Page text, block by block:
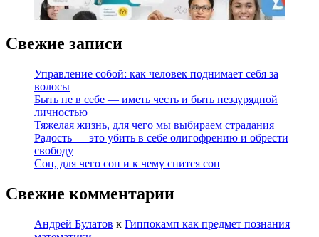
Свежие записи
Управление собой: как человек поднимает себя за
волосы
Быть не в себе — иметь честь и быть незаурядной
личностью
Тяжелая жизнь, для чего мы выбираем страдания
Радость — это убить в себе олигофрению и обрести
свободу
Сон, для чего сон и к чему снится сон
Свежие комментарии
Андрей Булатов к Гиппокамп как предмет познания